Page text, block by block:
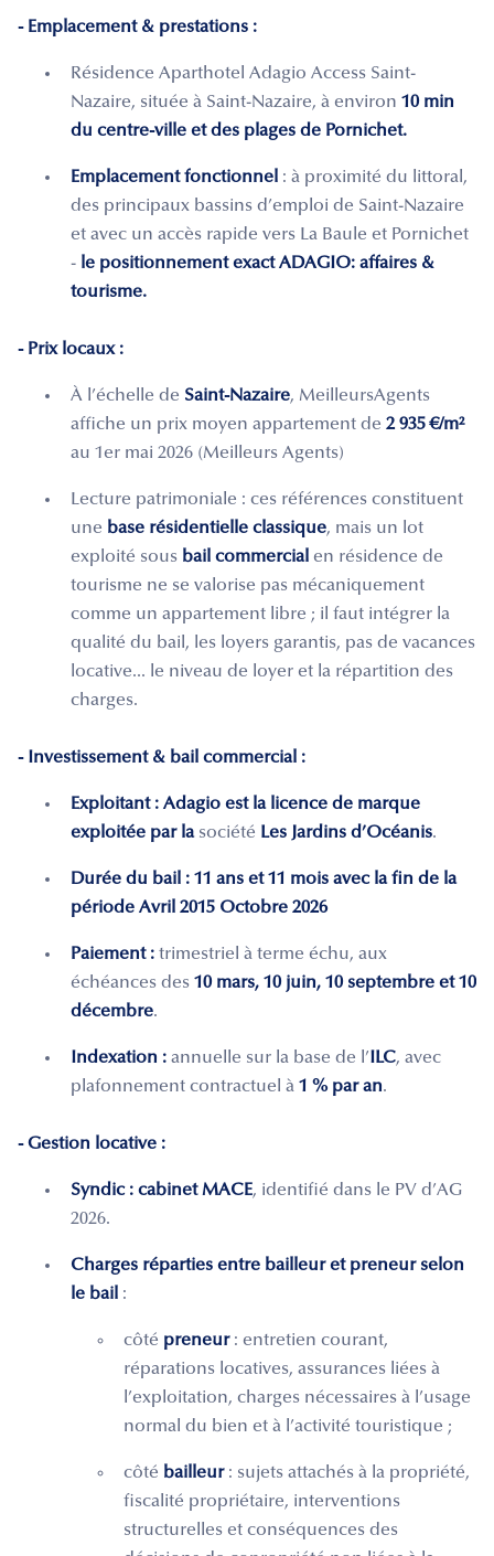
- Emplacement & prestations :
Résidence Aparthotel Adagio Access Saint-
Nazaire, située à Saint-Nazaire, à environ 10 min
du centre-ville et des plages de Pornichet.
Emplacement fonctionnel : à proximité du littoral,
des principaux bassins d’emploi de Saint-Nazaire
et avec un accès rapide vers La Baule et Pornichet
- le positionnement exact ADAGIO: affaires &
tourisme.
- Prix locaux :
À l’échelle de Saint-Nazaire, MeilleursAgents
affiche un prix moyen appartement de 2 935 €/m²
au 1er mai 2026 (Meilleurs Agents)
Lecture patrimoniale : ces références constituent
une base résidentielle classique, mais un lot
exploité sous bail commercial en résidence de
tourisme ne se valorise pas mécaniquement
comme un appartement libre ; il faut intégrer la
qualité du bail, les loyers garantis, pas de vacances
locative... le niveau de loyer et la répartition des
charges.
- Investissement & bail commercial :
Exploitant : Adagio est la licence de marque
exploitée par lasociété Les Jardins d’Océanis.
Durée du bail : 11 ans et 11 mois avec la fin de la
période Avril 2015 Octobre 2026
Paiement : trimestriel à terme échu, aux
échéances des 10 mars, 10 juin, 10 septembre et 10
décembre.
Indexation : annuelle sur la base de l’ILC, avec
plafonnement contractuel à 1 % par an.
- Gestion locative :
Syndic : cabinet MACE, identifié dans le PV d’AG
2026.
Charges réparties entre bailleur et preneur selon
le bail :
côté preneur: entretien courant,
réparations locatives, assurances liées à
l’exploitation, charges nécessaires à l’usage
normal du bien et à l’activité touristique ;
côté bailleur: sujets attachés à la propriété,
fiscalité propriétaire, interventions
structurelles et conséquences des